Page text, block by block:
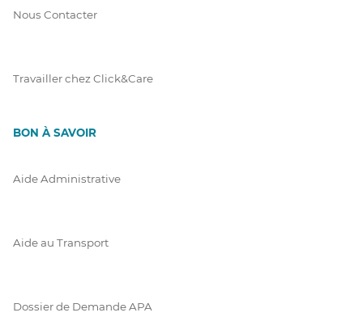
Nous Contacter
Travailler chez Click&Care
BON À SAVOIR
Aide Administrative
Aide au Transport
Dossier de Demande APA